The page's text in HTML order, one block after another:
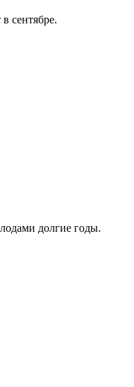
сентябре.
долгие годы.